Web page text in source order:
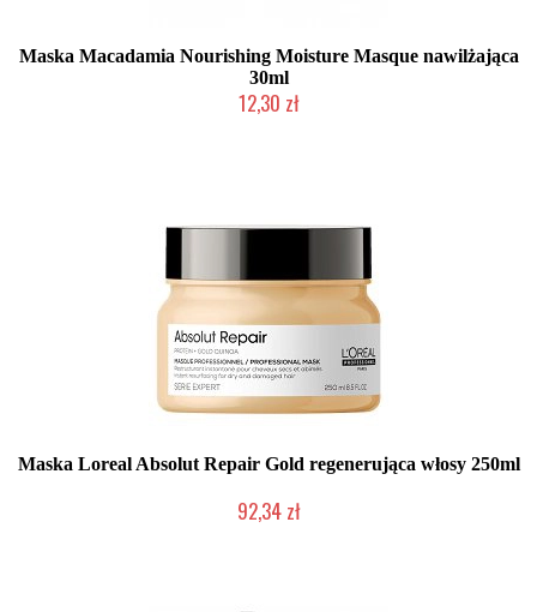
Maska Macadamia Nourishing Moisture Masque nawilżająca
30ml
12,30 zł
Maska Loreal Absolut Repair Gold regenerująca włosy 250ml
92,34 zł